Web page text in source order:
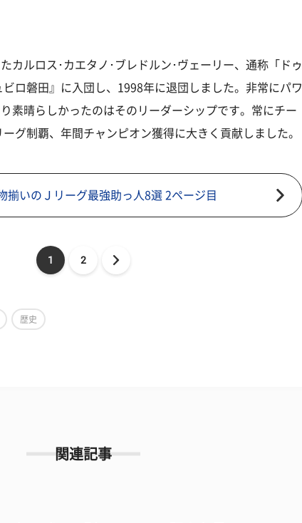
カルロス･カエタノ･ブレドルン･ヴェーリー、通称「ドゥ
ロ磐田』に入団し、1998年に退団しました。非常にパワ
素晴らしかったのはそのリーダーシップです。常にチー
グ制覇、年間チャンピオン獲得に大きく貢献しました。
揃いのＪリーグ最強助っ人8選 2ページ目
1 2
歴史
関連記事